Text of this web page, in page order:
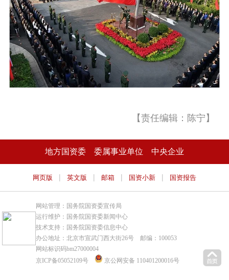
【责任编辑：陈宁】
地方国资委 委属事业单位 中央企业
网页版 | 英文版 | 邮箱 | 国资小新 | 国资报告
网站管理：国务院国资委宣传局
运行维护：国务院国资委新闻中心
技术支持：国务院国资委信息中心
办公地址：北京市宣武门西大街26号 邮编：100053
网站标识码bm27000004
京ICP备05052109号
京公网安备 110401200016号